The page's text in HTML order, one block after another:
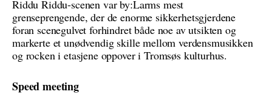
Riddu Riddu-scenen var by:Larms mest
grenseprengende, der de enorme sikkerhetsgjerdene
foran scenegulvet forhindret både noe av utsikten og
markerte et unødvendig skille mellom verdensmusikken
og rocken i etasjene oppover i Tromsøs kulturhus.
Speed meeting